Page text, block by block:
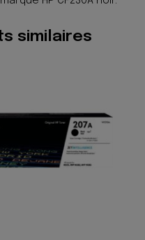
similaires